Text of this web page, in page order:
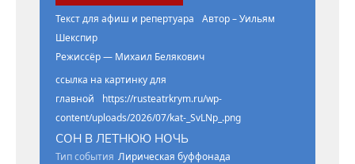
Текст для афиш и репертуара
Автор – Уильям
Шекспир
Режиссёр — Михаил Белякович
ссылка на картинку для
главной
https://rusteatrkrym.ru/wp-
content/uploads/2026/07/kat-_SvLNp_.png
СОН В ЛЕТНЮЮ НОЧЬ
Тип события Лирическая буффонада